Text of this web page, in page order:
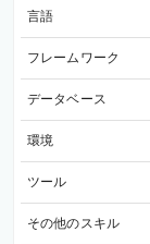
言語
フレームワーク
データベース
環境
ツール
その他のスキル